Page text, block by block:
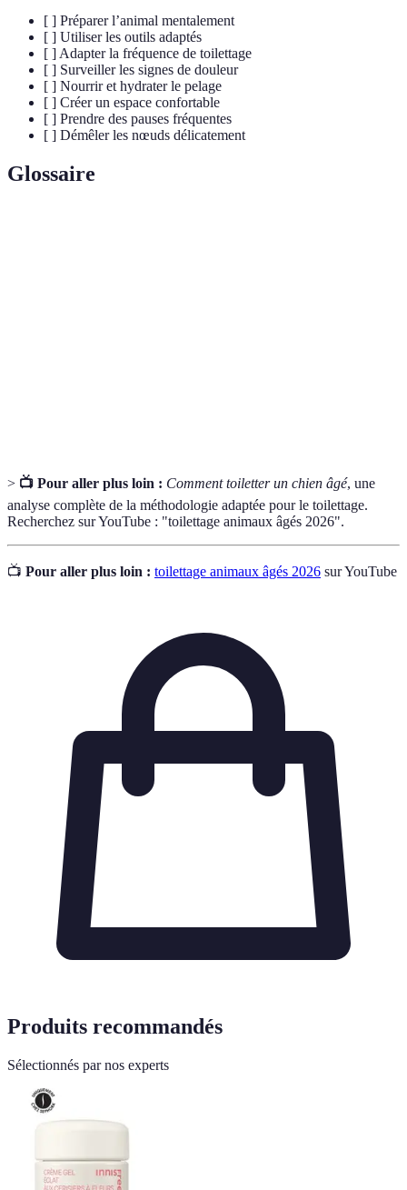
[ ] Préparer l’animal mentalement
[ ] Utiliser les outils adaptés
[ ] Adapter la fréquence de toilettage
[ ] Surveiller les signes de douleur
[ ] Nourrir et hydrater le pelage
[ ] Créer un espace confortable
[ ] Prendre des pauses fréquentes
[ ] Démêler les nœuds délicatement
Glossaire
> 📺 Pour aller plus loin : Comment toiletter un chien âgé, une
analyse complète de la méthodologie adaptée pour le toilettage.
Recherchez sur YouTube : "toilettage animaux âgés 2026".
📺 Pour aller plus loin : toilettage animaux âgés 2026 sur YouTube
Produits recommandés
Sélectionnés par nos experts